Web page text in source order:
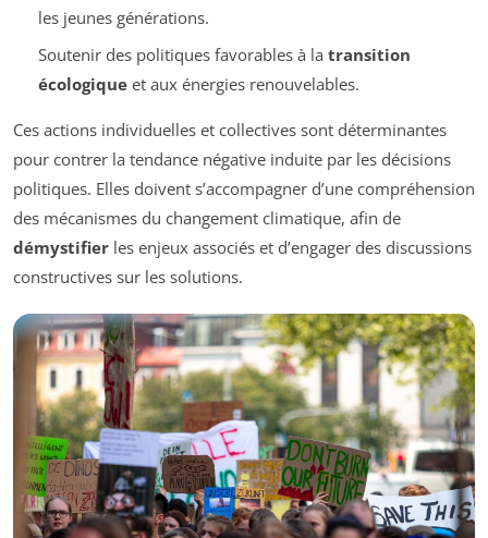
les jeunes générations.
Soutenir des politiques favorables à la transition
écologiqueet aux énergies renouvelables.
Ces actions individuelles et collectives sont déterminantes
pour contrer la tendance négative induite par les décisions
politiques. Elles doivent s’accompagner d’une compréhension
des mécanismes du changement climatique, afin de
démystifier les enjeux associés et d’engager des discussions
constructives sur les solutions.